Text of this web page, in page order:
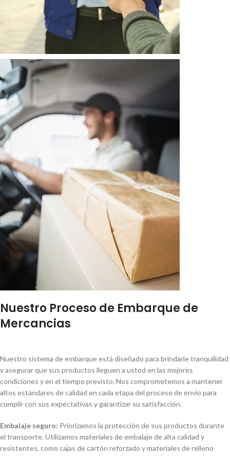
Nuestro Proceso de Embarque de
Mercancias
Nuestro sistema de embarque está diseñado para brindarle tranquilidad
y asegurar que sus productos lleguen a usted en las mejores
condiciones y en el tiempo previsto. Nos comprometemos a mantener
altos estándares de calidad en cada etapa del proceso de envío para
cumplir con sus expectativas y garantizar su satisfacción.
Embalaje seguro: Priorizamos la protección de sus productos durante
el transporte. Utilizamos materiales de embalaje de alta calidad y
resistentes, como cajas de cartón reforzado y materiales de relleno